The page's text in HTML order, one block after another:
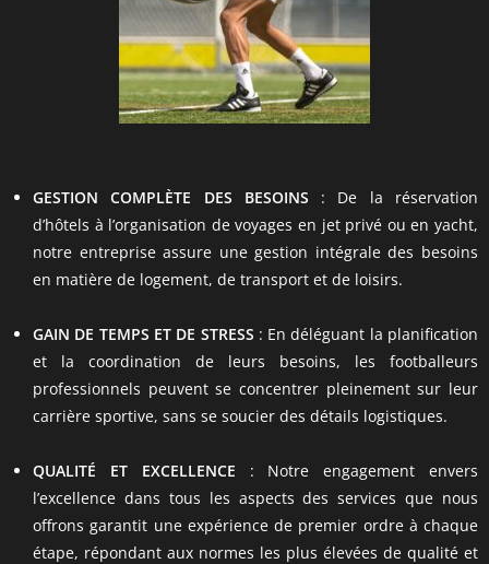
GESTION COMPLÈTE DES BESOINS : De la réservation
d’hôtels à l’organisation de voyages en jet privé ou en yacht,
notre entreprise assure une gestion intégrale des besoins
en matière de logement, de transport et de loisirs.
GAIN DE TEMPS ET DE STRESS : En déléguant la planification
et la coordination de leurs besoins, les footballeurs
professionnels peuvent se concentrer pleinement sur leur
carrière sportive, sans se soucier des détails logistiques.
QUALITÉ ET EXCELLENCE : Notre engagement envers
l’excellence dans tous les aspects des services que nous
offrons garantit une expérience de premier ordre à chaque
étape, répondant aux normes les plus élevées de qualité et